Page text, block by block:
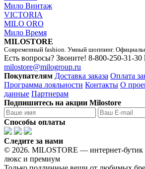
Мило Винтаж
VICTORIA
MILO ORO
Мило Время
MILOSTORE
Современный fashion. Умный шоппинг.
Есть вопросы? Звоните! 8-800-250-31-30
milostore@milogroup.ru
Покупателям Доставка заказа Оплата
Программа лояльности Контакты О
данные Партнерам
Подпишитесь на акции Milostore
Способы оплаты
Следите за нами
© 2026. MILOSTORE — интернет-бутик
люкс и премиум